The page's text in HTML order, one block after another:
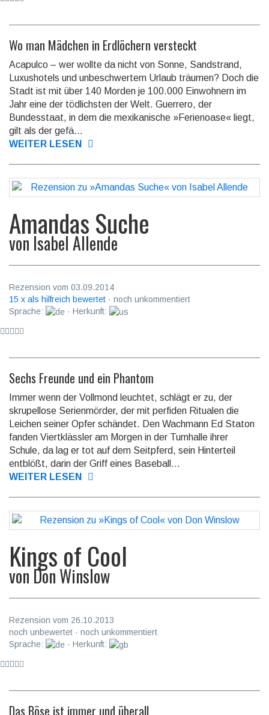
Wo man Mädchen in Erdlöchern versteckt
Acapulco – wer wollte da nicht von Sonne, Sandstrand,
Luxushotels und un­be­schwer­tem Urlaub träumen? Doch die
Stadt ist mit über 140 Morden je 100.000 Ein­woh­nern im
Jahr eine der tödlichsten der Welt. Guerrero, der
Bundesstaat, in dem die mexikanische »Fe­ri­en­oase« liegt,
gilt als der gefä...
WEITER LESEN
Amandas Suche
von Isabel Allende
Rezension vom 03.09.2014
15 x als hilfreich bewertet · noch unkommentiert
Sprache:
· Herkunft:
Sechs Freunde und ein Phantom
Immer wenn der Vollmond leuchtet, schlägt er zu, der
skrupellose Se­rien­mör­der, der mit perfiden Ritualen die
Leichen seiner Opfer schändet. Den Wach­mann Ed Staton
fanden Viertklässler am Morgen in der Turnhalle ihrer
Schule, da lag er tot auf dem Seitpferd, sein Hinterteil
entblößt, darin der Griff eines Base­ball...
WEITER LESEN
Kings of Cool
von Don Winslow
Rezension vom 26.10.2013
noch unbewertet · noch unkommentiert
Sprache:
· Herkunft:
Das Böse ist immer und überall